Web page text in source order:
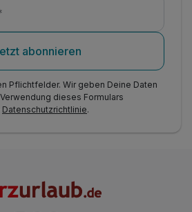
abonnieren
Pflichtfelder. Wir geben Deine Daten
dieses Formulars
Datenschutzrichtlinie.